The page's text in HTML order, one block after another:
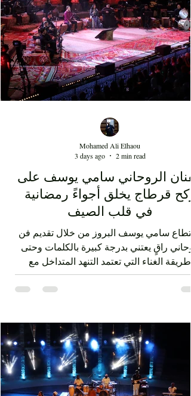
de la scène artistique nationale, depuis
au moins 15 ans. Au-delà de la performance
l'artiste Kaso, cette soirée au Théâtre d'été de
الروحاني سامي يوسف على
ركح قرطاج يخلق أجواءً رمضانية
في قلب الصيف
سامي يوسف البروز من خلال تقديم فن
راقٍ يعتني بدرجة كبيرة بالكلمات وحتى
يوسف ليس متقوقعاً على الهوية الشرقية بل
صوتا منفتحا على العالمية من خلال عناصر
الذين جاؤوا من مشارب وبلدان مختلفة،
نذكر على سبيل المثال مغنياً من إسبانيا 'إسرا
وعازفاً من الصين وعازفي قيثار من فرنسا.
Mohamed Ali Elhaou
3 days ago
2 min read